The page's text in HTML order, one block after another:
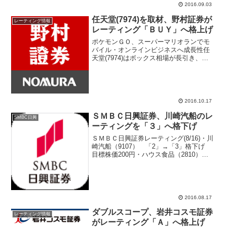
2016.09.03
レーティング情報
任天堂(7974)を取材、野村証券が
レーティング「ＢＵＹ」へ格上げ
ポケモンＧＯ、スーパーマリオランでモ
バイル・オンラインビジネスへ成長性任
天堂(7974)はボックス相場が長引き、今
2016.10.17
SMBC日興
ＳＭＢＣ日興証券、川崎汽船のレ
ーティングを「３」へ格下げ
ＳＭＢＣ日興証券レーティング(8/16)・川
崎汽船（9107） 「2」→「3」格下げ
目標株価200円・ハウス食品（2810）
2016.08.17
レーティング情報
ダブルスコープ、岩井コスモ証券
がレーティング「Ａ」へ格上げ